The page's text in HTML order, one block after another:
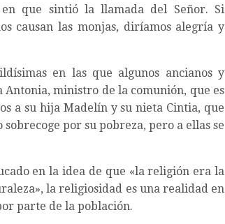
que sintió la llamada del Señor. Si
causan las monjas, diríamos alegría y
en las que algunos ancianos y
ministro de la comunión, que es
a su hija Madelín y su nieta Cintia, que
por su pobreza, pero a ellas se
en la idea de que «la religión era la
la religiosidad es una realidad en
parte de la población.